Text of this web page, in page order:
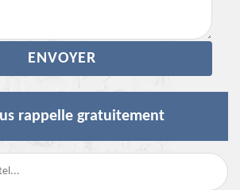
rappelle gratuitement